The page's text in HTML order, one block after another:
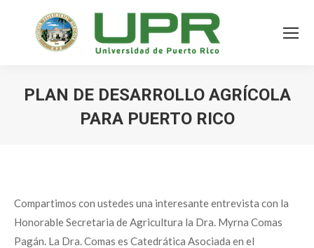
PLAN DE DESARROLLO AGRÍCOLA
PARA PUERTO RICO
Compartimos con ustedes una interesante entrevista con la
Honorable Secretaria de Agricultura la Dra. Myrna Comas
Pagán. La Dra. Comas es Catedrática Asociada en el